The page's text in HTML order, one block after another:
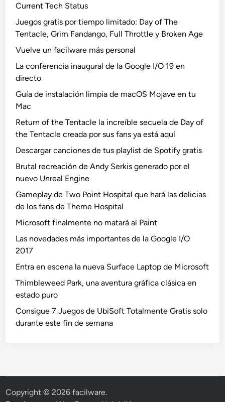
Current Tech Status
Juegos gratis por tiempo limitado: Day of The
Tentacle, Grim Fandango, Full Throttle y Broken Age
Vuelve un facilware más personal
La conferencia inaugural de la Google I/O 19 en
directo
Guía de instalación limpia de macOS Mojave en tu
Mac
Return of the Tentacle la increíble secuela de Day of
the Tentacle creada por sus fans ya está aquí
Descargar canciones de tus playlist de Spotify gratis
Brutal recreación de Andy Serkis generado por el
nuevo Unreal Engine
Gameplay de Two Point Hospital que hará las delicias
de los fans de Theme Hospital
Microsoft finalmente no matará al Paint
Las novedades más importantes de la Google I/O
2017
Entra en escena la nueva Surface Laptop de Microsoft
Thimbleweed Park, una aventura gráfica clásica en
estado puro
Consigue 7 Juegos de UbiSoft Totalmente Gratis solo
durante este fin de semana
Copyright © 2026facilware.